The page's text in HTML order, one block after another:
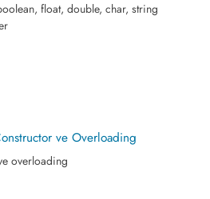
float, double, char, string
ve Overloading
overloading